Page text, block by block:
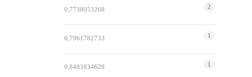
0,7738053268 2
0,7961782733 1
0,8483834628 1